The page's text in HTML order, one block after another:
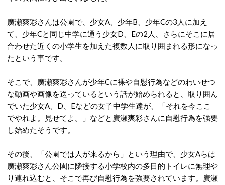
廣瀬爽彩さんは公園で、少女A、少年B、少年Cの3人に加え
て、少年Cと同じ中学に通う少女D、Eの2人、さらにそこに居
合わせた近くの小学生を加えた複数人に取り囲まれる形になっ
たという事です。
そこで、廣瀬爽彩さんが少年Cに裸や自慰行為などのわいせつ
な動画や画像を送っているという話が始められると、取り囲ん
でいた少女A、D、Eなどの女子中学生達が、「それを今ここ
でやれよ。見せてよ。」などと廣瀬爽彩さんに自慰行為を強要
し始めたそうです。
その後、「公園では人が来るから」という理由で、少女Aらは
廣瀬爽彩さん公園に隣接する小学校内の多目的トイレに無理や
り連れ込むと、そこで再び自慰行為を強要されています。廣瀬